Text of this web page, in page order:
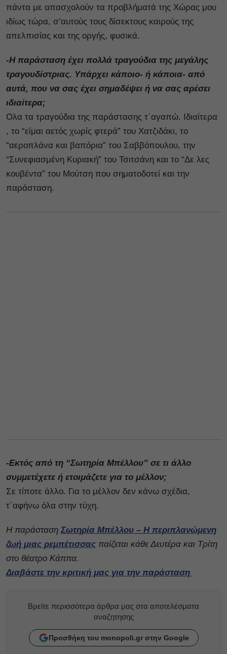
πάντα με απασχολούν τα προβλήματά της Χώρας μου
ιδίως τώρα, σ’αυτούς τους δίσεκτους καιρούς της
απελπισίας και της οργής, φυσικά.
-Η παράσταση έχει πολλά τραγούδια της μεγάλης
τραγουδίστριας. Υπάρχει κάποιο- ή κάποια- από
αυτά, που να σας έχει σημαδέψει ή να σας αρέσει
ιδιαίτερα;
Ολα τα τραγούδια της παράστασης τ΄αγαπώ. Ιδιαίτερα
, το “είμαι αετός χωρίς φτερά” του Χατζιδάκι, το
“αεροπλάνα και βαπόρια” του Σαββόπουλου, την
“Συνεφιασμένη Κυριακή” του Τσιτσάνη και το “Δε λες
κουβέντα” του Μούτση που σηματοδοτεί και την
παράσταση.
-Εκτός από τη “Σωτηρία Μπέλλου” σε τι άλλο
συμμετέχετε ή ετοιμάζετε για το μέλλον;
Σε τίποτε άλλο. Για το μέλλον δεν κάνω σχέδια,
τ΄αφήνω όλα στην τύχη.
H παράστασηΣωτηρία Μπέλλου – Η περιπλανώμενη
ζωή μιας ρεμπέτισσας παίζεται κάθε Δευτέρα και Τρίτη
στο θέατρο Κάππα.
Διαβάστε την κριτική μας για την παράσταση
Βρείτε περισσότερα άρθρα μας στα αποτελέσματα
αναζητησης
Προσθήκη του monopoli.gr στην Google